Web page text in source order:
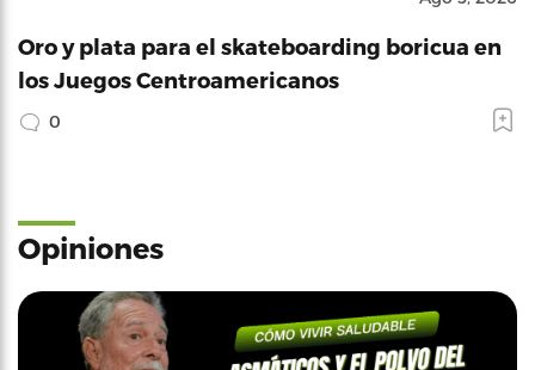
Oro y plata para el skateboarding boricua en
los Juegos Centroamericanos
0
Opiniones